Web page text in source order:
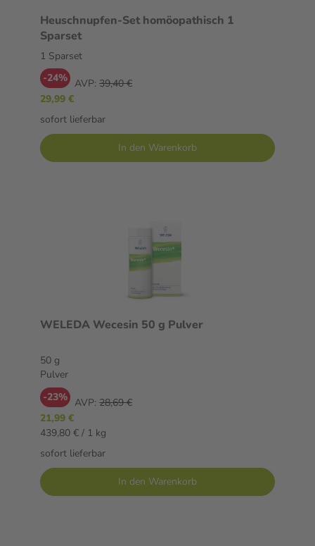
Heuschnupfen-Set homöopathisch 1
Sparset
1 Sparset
-24% AVP: 39,40 €
29,99 €
sofort lieferbar
In den Warenkorb
WELEDA Wecesin 50 g Pulver
50 g
Pulver
-23% AVP: 28,69 €
21,99 €
439,80 € / 1 kg
sofort lieferbar
In den Warenkorb